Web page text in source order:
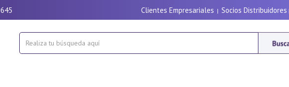
Clientes Empresariales | Socios Distribuidores